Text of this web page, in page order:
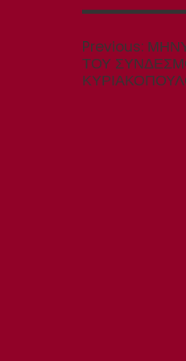
Πλοήγηση
Previous:
post:
ΤΟΥ